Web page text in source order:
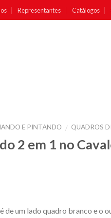
Representantes Catálogos
E PINTANDO / QUADROS
2 em 1 no
de um lado quadro branco e o